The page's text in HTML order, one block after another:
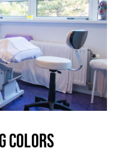
COLORS